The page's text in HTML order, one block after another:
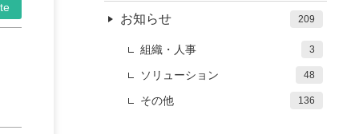
お知らせ 209
組織・人事 3
ソリューション 48
その他 136